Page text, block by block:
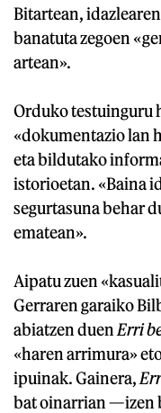
Bitartean,
banatuta zegoen
artean».
Orduko testuinguru
«dokumentazio lan
eta bildutako
istorioetan. «Baina
segurtasuna behar
ematean».
Aipatu zuen
Gerraren garaiko
abiatzen duen Erri
«haren arrimura»
ipuinak. Gainera,
bat oinarrian —izen